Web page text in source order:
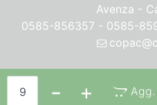
Avenza -
0585-856357 - 0585-